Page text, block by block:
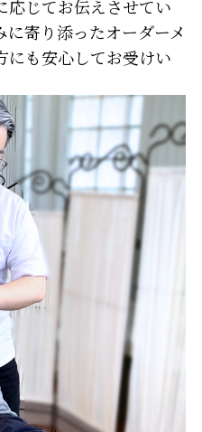
応じてお伝えさせてい
寄り添ったオーダーメ
にも安心してお受けい